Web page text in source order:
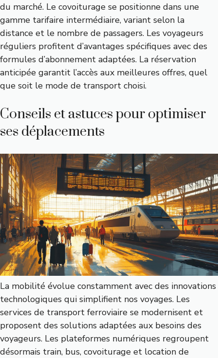
du marché. Le covoiturage se positionne dans une
gamme tarifaire intermédiaire, variant selon la
distance et le nombre de passagers. Les voyageurs
réguliers profitent d’avantages spécifiques avec des
formules d’abonnement adaptées. La réservation
anticipée garantit l’accès aux meilleures offres, quel
que soit le mode de transport choisi.
Conseils et astuces pour optimiser
ses déplacements
La mobilité évolue constamment avec des innovations
technologiques qui simplifient nos voyages. Les
services de transport ferroviaire se modernisent et
proposent des solutions adaptées aux besoins des
voyageurs. Les plateformes numériques regroupent
désormais train, bus, covoiturage et location de